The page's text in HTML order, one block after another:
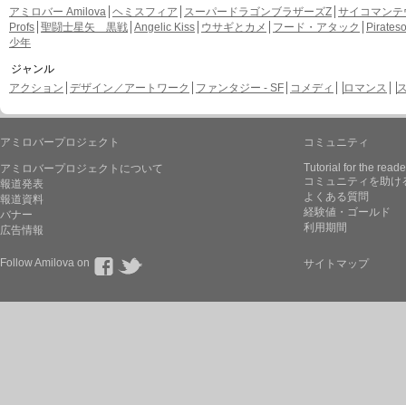
アミロバー Amilova ヘミスフィア スーパードラゴンブラザーズZ サイコマンテ
Profs 聖闘士星矢 黒戦 Angelic Kiss ウサギとカメ フード・アタック
少年
ジャンル
アクション デザイン／アートワーク ファンタジー - SF コメディ ロマンス
アミロバープロジェクト
アミロバープロジェクトについて
報道発表
報道資料
バナー
広告情報
コミュニティ
Tutorial for the
コミュニティを助け
よくある質問
経験値・ゴールド
利用期間
Follow Amilova on サイトマップ